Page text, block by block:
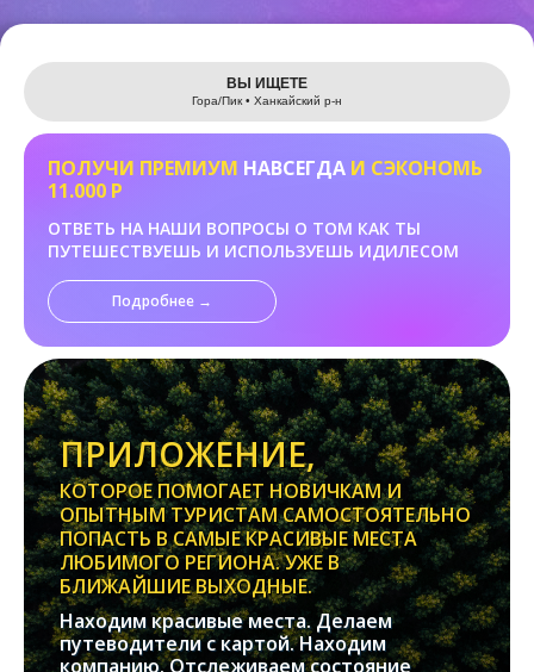
Leaflet
ВЫ ИЩЕТЕ
Гора/Пик • Ханкайский р-н
ПОЛУЧИ ПРЕМИУМ НАВСЕГДА И СЭКОНОМЬ
11.000 Р
ОТВЕТЬ НА НАШИ ВОПРОСЫ О ТОМ КАК ТЫ
ПУТЕШЕСТВУЕШЬ И ИСПОЛЬЗУЕШЬ ИДИЛЕСОМ
Подробнее →
ПРИЛОЖЕНИЕ,
КОТОРОЕ ПОМОГАЕТ НОВИЧКАМ И
ОПЫТНЫМ ТУРИСТАМ САМОСТОЯТЕЛЬНО
ПОПАСТЬ В САМЫЕ КРАСИВЫЕ МЕСТА
ЛЮБИМОГО РЕГИОНА. УЖЕ В
БЛИЖАЙШИЕ ВЫХОДНЫЕ.
Находим красивые места. Делаем
путеводители с картой. Находим
компанию. Отслеживаем состояние